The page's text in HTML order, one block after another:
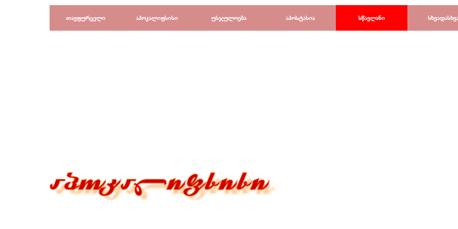
Перейти к контенту
თავფურცელი აპოკალიფსისი ▼
უსჯულოება ▼
აპოსტასია ▼
სწავლანი ▼